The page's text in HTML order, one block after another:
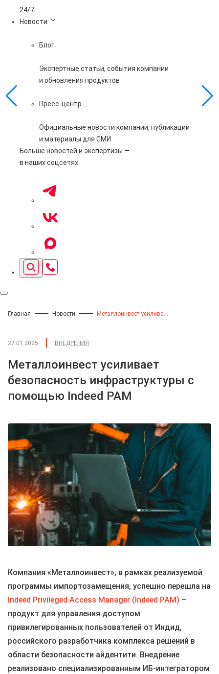
24/7
Новости
Блог
Экспертные статьи, события компании
и обновления продуктов
Пресс-центр
Официальные новости компании, публикации
и материалы для СМИ
Больше новостей и экспертизы —
в наших соцсетях
Главная Новости
27.01.2025 ВНЕДРЕНИЯ
Металлоинвест усиливает
безопасность инфраструктуры с
помощью Indeed PAM
Компания «Металлоинвест», в рамках реализуемой
программы импортозамещения, успешно перешла на
Indeed Privileged Access Manager (Indeed PAM) –
продукт для управления доступом
привилегированных пользователей от Индид,
российского разработчика комплекса решений в
области безопасности айдентити. Внедрение
реализовано специализированным ИБ-интегратором